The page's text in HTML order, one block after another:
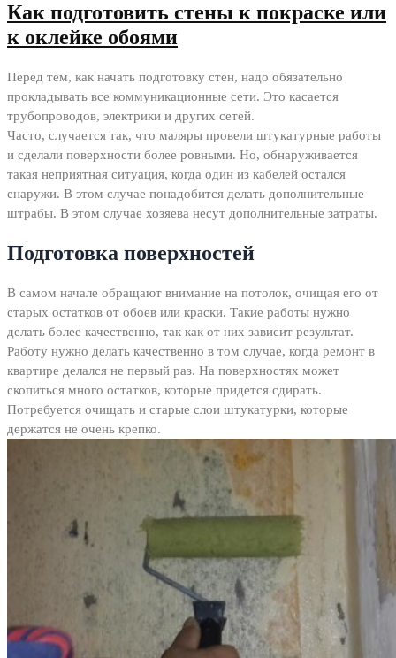
Как подготовить стены к покраске или
к оклейке обоями
Перед тем, как начать подготовку стен, надо обязательно
прокладывать все коммуникационные сети. Это касается
трубопроводов, электрики и других сетей.
Часто, случается так, что маляры провели штукатурные работы
и сделали поверхности более ровными. Но, обнаруживается
такая неприятная ситуация, когда один из кабелей остался
снаружи. В этом случае понадобится делать дополнительные
штрабы. В этом случае хозяева несут дополнительные затраты.
Подготовка поверхностей
В самом начале обращают внимание на потолок, очищая его от
старых остатков от обоев или краски. Такие работы нужно
делать более качественно, так как от них зависит результат.
Работу нужно делать качественно в том случае, когда ремонт в
квартире делался не первый раз. На поверхностях может
скопиться много остатков, которые придется сдирать.
Потребуется очищать и старые слои штукатурки, которые
держатся не очень крепко.